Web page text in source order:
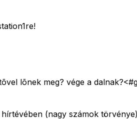
lõnek meg? vége a
(nagy számok